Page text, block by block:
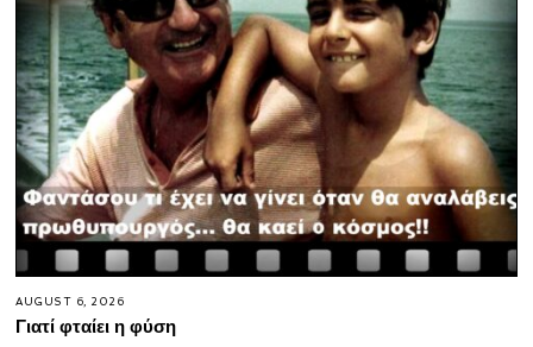
AUGUST 6, 2026
Γιατί φταίει η φύση